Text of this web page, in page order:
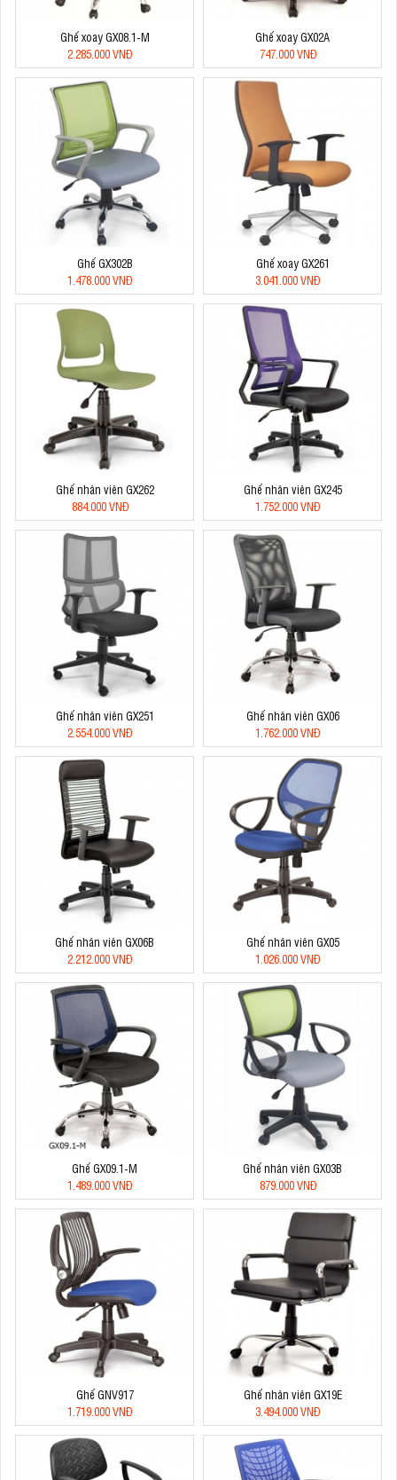
Ghế xoay GX08.1-M
2.285.000 VNĐ
Ghế xoay GX02A
747.000 VNĐ
Ghế GX302B
1.478.000 VNĐ
Ghế xoay GX261
3.041.000 VNĐ
Ghế nhân viên GX262
884.000 VNĐ
Ghế nhân viên GX245
1.752.000 VNĐ
Ghế nhân viên GX251
2.554.000 VNĐ
Ghế nhân viên GX06
1.762.000 VNĐ
Ghế nhân viên GX06B
2.212.000 VNĐ
Ghế nhân viên GX05
1.026.000 VNĐ
Ghế GX09.1-M
1.489.000 VNĐ
Ghế nhân viên GX03B
879.000 VNĐ
Ghế GNV917
1.719.000 VNĐ
Ghế nhân viên GX19E
3.494.000 VNĐ